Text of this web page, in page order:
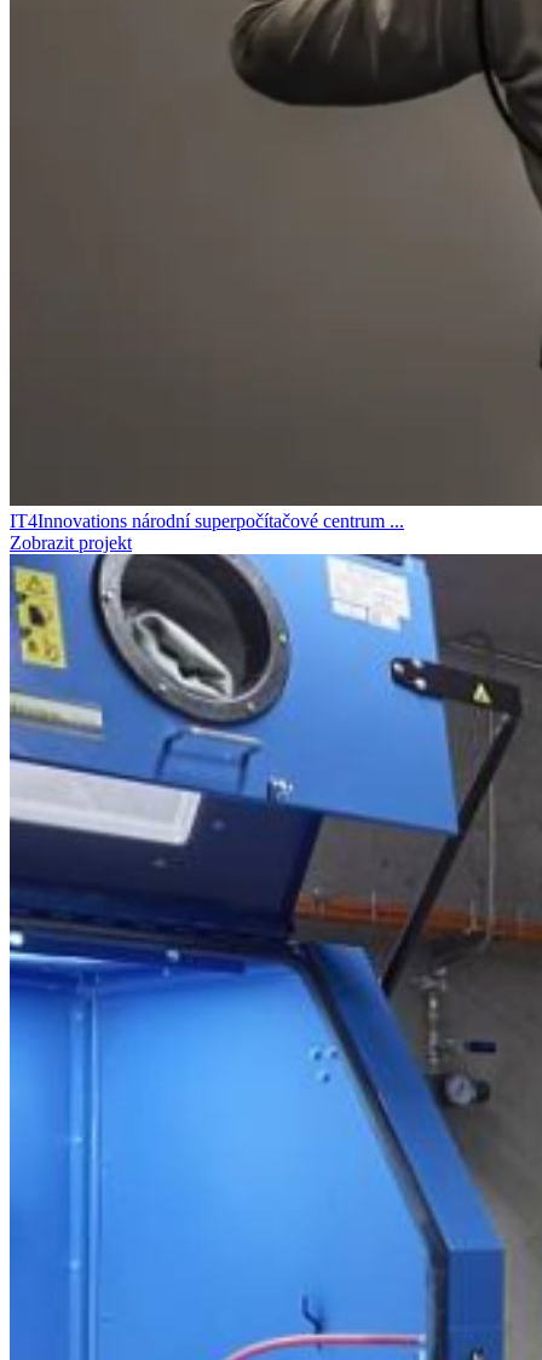
IT4Innovations národní superpočítačové centrum ...
Zobrazit projekt